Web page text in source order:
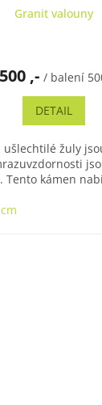
Granit valouny
,- / balení
DETAIL
ušlechtilé žuly
kámen